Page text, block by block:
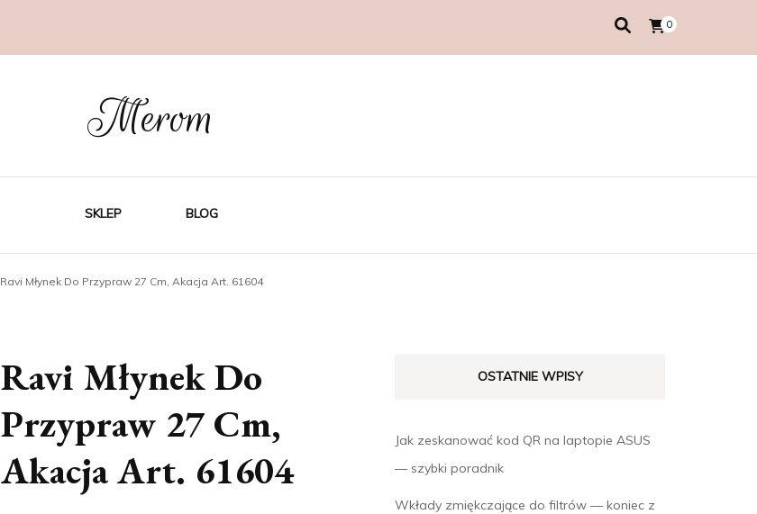
0
Merom
SKLEP BLOG
Ravi Młynek Do Przypraw 27 Cm, Akacja Art. 61604
Ravi Młynek Do
Przypraw 27 Cm,
Akacja Art. 61604
OSTATNIE WPISY
Jak zeskanować kod QR na laptopie ASUS
— szybki poradnik
Wkłady zmiękczające do filtrów — koniec z